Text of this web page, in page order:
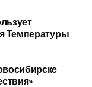
Температуры